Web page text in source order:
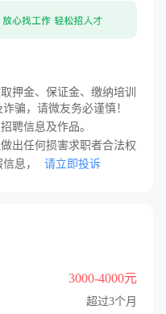
押金、保证金、缴纳培训
骗，请微友务必谨慎！
聘信息及作品。
出任何损害求职者合法权
息，
请立即投诉
3000-4000元
超过3个月